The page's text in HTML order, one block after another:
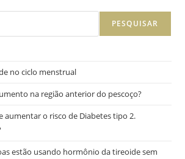
PESQUISAR
no ciclo menstrual
na região anterior do pescoço?
o risco de Diabetes tipo 2.
estão usando hormônio da tireoide sem